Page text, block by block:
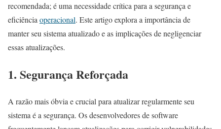
recomendada; é uma necessidade crítica para a segurança e
eficiência operacional. Este artigo explora a importância de
manter seu sistema atualizado e as implicações de negligenciar
essas atualizações.
1. Segurança Reforçada
A razão mais óbvia e crucial para atualizar regularmente seu
sistema é a segurança. Os desenvolvedores de software